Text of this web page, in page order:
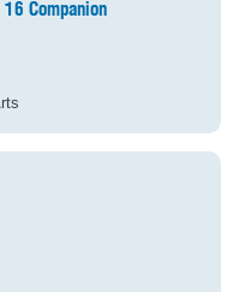
16 Companion